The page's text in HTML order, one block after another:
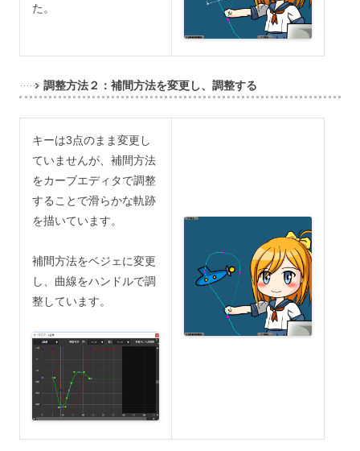
た。
調整方法２：補間方法を変更し、調整する
キーは3点のまま変更し
ていませんが、補間方法
をカーブエディタで調整
することで滑らかな軌跡
を描いています。
補間方法をベジェに変更
し、曲線をハンドルで調
整しています。